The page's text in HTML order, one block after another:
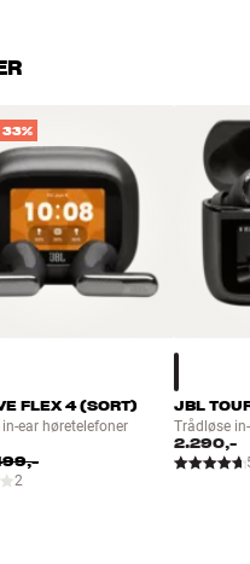
33%
FLEX 4 (SORT)
ear høretelefoner
2
JBL
Trådløse
2.290,-